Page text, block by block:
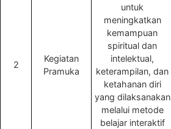
2
Kegiatan
Pramuka
untuk
meningkatkan
kemampuan
spiritual dan
intelektual,
keterampilan, dan
ketahanan diri
yang dilaksanakan
melalui metode
belajar interaktif